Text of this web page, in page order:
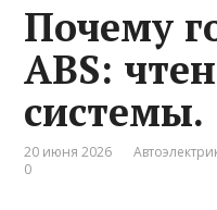
Почему
ABS:
системы.
20 июня 2026
0